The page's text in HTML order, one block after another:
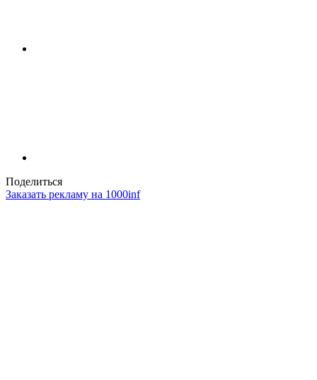
Поделиться
Заказать рекламу на 1000inf